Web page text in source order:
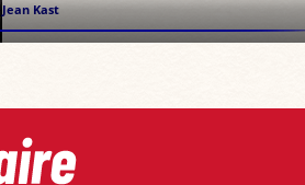
Jean Kast